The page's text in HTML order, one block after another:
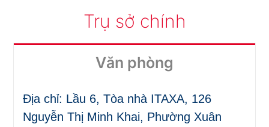
Trụ sở chính
Văn phòng
Địa chỉ: Lầu 6, Tòa nhà ITAXA, 126
Nguyễn Thị Minh Khai, Phường Xuân